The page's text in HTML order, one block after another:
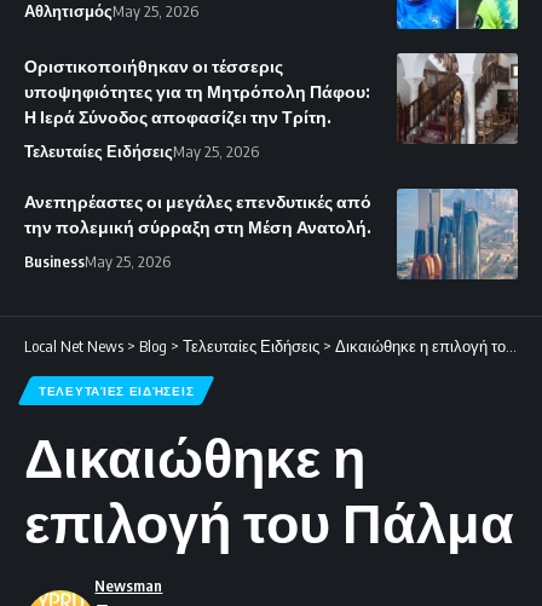
ΑθλητισμόςMay 25, 2026
Οριστικοποιήθηκαν οι τέσσερις
υποψηφιότητες για τη Μητρόπολη Πάφου:
Η Ιερά Σύνοδος αποφασίζει την Τρίτη.
Τελευταίες ΕιδήσειςMay 25, 2026
Ανεπηρέαστες οι μεγάλες επενδυτικές από
την πολεμική σύρραξη στη Μέση Ανατολή.
BusinessMay 25, 2026
Local Net News > Blog > Τελευταίες Ειδήσεις > Δικαιώθηκε η επιλογή του Πάλμα
ΤΕΛΕΥΤΑΊΕΣ ΕΙΔΉΣΕΙΣ
Δικαιώθηκε η
επιλογή του Πάλμα
Newsman